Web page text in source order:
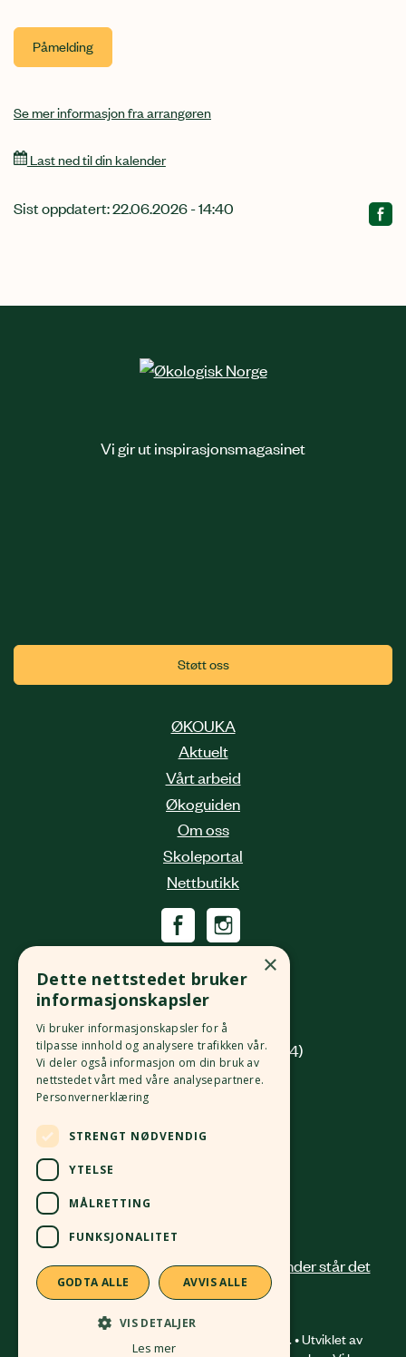
Påmelding
Se mer informasjon fra arrangøren
Last ned til din kalender
Relatert
Sist oppdatert: 22.06.2026 - 14:40
Vi gir ut inspirasjonsmagasinet
Støtt oss
ØKOUKA
Aktuelt
Vårt arbeid
Økoguiden
Om oss
Skoleportal
Nettbutikk
Grønlandsleiret 31
0190 Oslo
(innkjøring fra Platous gate 14)
Org. nr.982 512 069 MVA
Kontonr.
© 2026 Økologisk Norge. All right reserved. • Utviklet av
×
Dette nettstedet bruker
informasjonskapsler
Vi bruker informasjonskapsler for å
tilpasse innhold og analysere trafikken vår.
Vi deler også informasjon om din bruk av
nettstedet vårt med våre analysepartnere.
Personvernerklæring
STRENGT NØDVENDIG
YTELSE
MÅLRETTING
FUNKSJONALITET
GODTA ALLE AVVIS ALLE
VIS DETALJER
Les mer